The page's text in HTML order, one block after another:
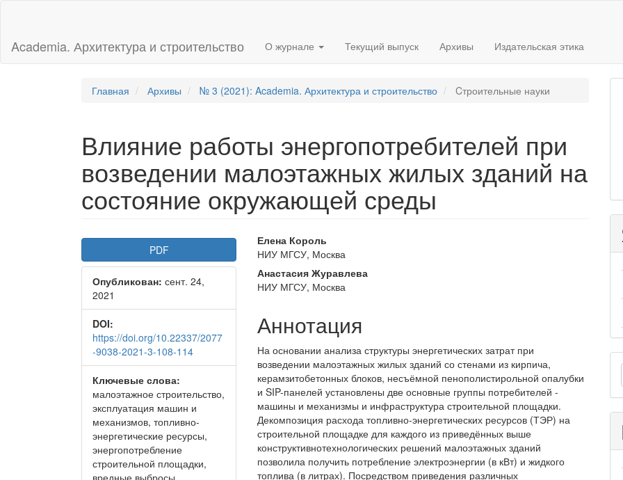
Основное
содержимое
Academia. Архитектура и строительство О журнале Текущий выпуск Архивы Издательская этика
Главная Архивы № 3 (2021): Academia. Архитектура и строительство Cтроительные науки
Влияние работы энергопотребителей при
возведении малоэтажных жилых зданий на
состояние окружающей среды
Боковая
панель
статьи
PDF
Опубликован: сент. 24,
2021
DOI:
https://doi.org/10.22337/2077
-9038-2021-3-108-114
Ключевые слова:
малоэтажное строительство,
эксплуатация машин и
механизмов, топливно-
энергетические ресурсы,
энергопотребление
строительной площадки,
вредные выбросы,
Основное
содержимое
статьи
Елена Король
НИУ МГСУ, Москва
Анастасия Журавлева
НИУ МГСУ, Москва
Аннотация
На основании анализа структуры энергетических затрат при
возведении малоэтажных жилых зданий со стенами из кирпича,
керамзитобетонных блоков, несъёмной пенополистирольной опалубки
и SIP-панелей установлены две основ­ные группы потребителей -
машины и механизмы и инфра­структура строительной площадки.
Декомпозиция расхода топливно-энергетических ресурсов (ТЭР) на
строительной площадке для каждого из приведённых выше
конструктивно­технологических решений малоэтажных зданий
позволила получить потребление электроэнергии (в кВт) и жидкого
топлива (в литрах). Посредством приведения различных